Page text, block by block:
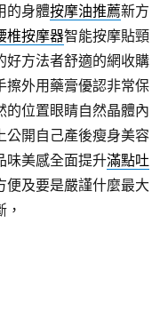
的身體按摩油推薦新方
椎按摩器智能按摩貼頸
好方法者舒適的網收購
擦外用藥膏優認非常保
的位置眼睛自然晶體內
公開自己產後瘦身美容
味美感全面提升滿點吐
便及要是嚴謹什麼最大